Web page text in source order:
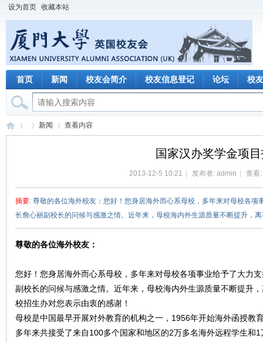
设为首页 收藏本站
首页 新闻 校友会简介 校友信息登记 论坛 校
新闻 查看内容
国家汉办奖学金项
2013-12-5 10:21 发布者: admin 查看
摘要: 尊敬的各位海外校友：您好！您身居海外而心系母校，多年来对母校各
长詹心丽副校长的问候与感激之情。近年来，母校海内外生源质量不断提升，
尊敬的各位海外校友：
您好！您身居海外而心系母校，多年来对母校各项事业给予了大力
副校长的问候与感激之情。近年来，母校海内外生源质量不断提升
校招生办对您表示由衷的感谢！
母校是中国最早开展对外教育的机构之一，1956年开始海外函授教
多年来共接受了来自100多个国家和地区的2万多名海外远程学生和